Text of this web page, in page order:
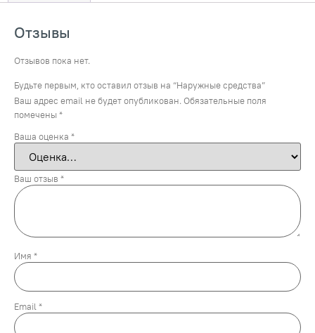
Отзывы
Отзывов пока нет.
Будьте первым, кто оставил отзыв на “Наружные средства”
Ваш адрес email не будет опубликован. Обязательные поля
помечены *
Ваша оценка *
Ваш отзыв *
Имя *
Email *